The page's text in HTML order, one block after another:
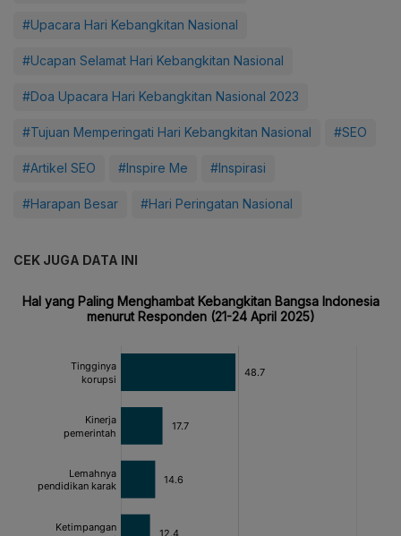
#Upacara Hari Kebangkitan Nasional
#Ucapan Selamat Hari Kebangkitan Nasional
#Doa Upacara Hari Kebangkitan Nasional 2023
#Tujuan Memperingati Hari Kebangkitan Nasional #SEO
#Artikel SEO #Inspire Me #Inspirasi
#Harapan Besar #Hari Peringatan Nasional
CEK JUGA DATA INI